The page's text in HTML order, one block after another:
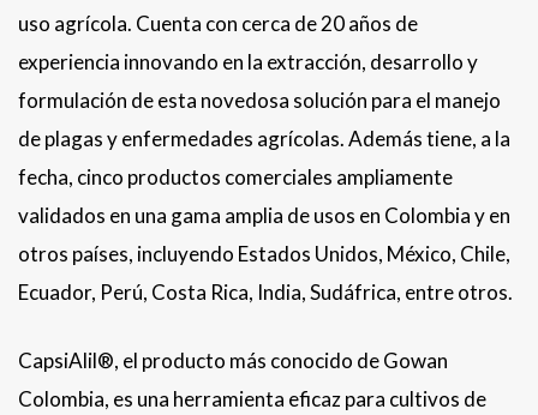
uso agrícola. Cuenta con cerca de 20 años de
experiencia innovando en la extracción, desarrollo y
formulación de esta novedosa solución para el manejo
de plagas y enfermedades agrícolas. Además tiene, a la
fecha, cinco productos comerciales ampliamente
validados en una gama amplia de usos en Colombia y en
otros países, incluyendo Estados Unidos, México, Chile,
Ecuador, Perú, Costa Rica, India, Sudáfrica, entre otros.
CapsiAlil®, el producto más conocido de Gowan
Colombia, es una herramienta eficaz para cultivos de